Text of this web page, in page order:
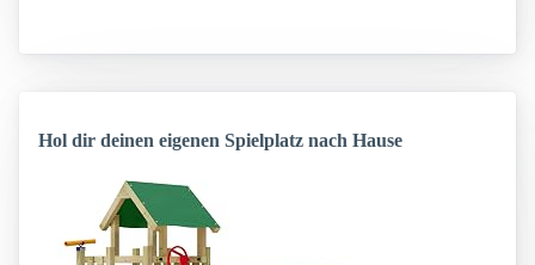
Hol dir deinen eigenen Spielplatz nach Hause